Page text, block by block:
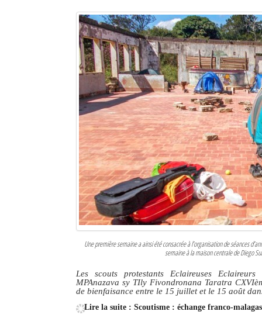
L'actualité du tourisme
Sites touristiques
Diego Suarez Pratique
Les Petites Annonces
La Tribune de Diego en PDF
Une première semaine a ainsi été consacrée à l’organisation de séances
semaine à la maison centrale de Diego
Les scouts protestants Eclaireuses
MPAnazava sy TIly Fivondronana Taratra
de bienfaisance entre le 15 juillet et le 15 août
Lire la suite : Scoutisme : échange franco-